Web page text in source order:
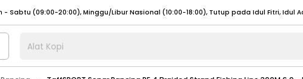
- Jumat (07:00 - 20:00), Sabtu - Minggu (08:00 - 20:00), Tutup pada Idul Fitri
Alat Kopi